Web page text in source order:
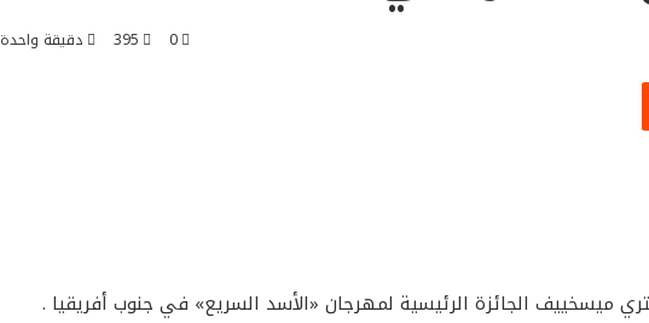
0
395 دقيقة واحدة
ميسخييف الجائزة الرئيسية لمهرجان «الأسد السريع» في جنوب أفريقيا .